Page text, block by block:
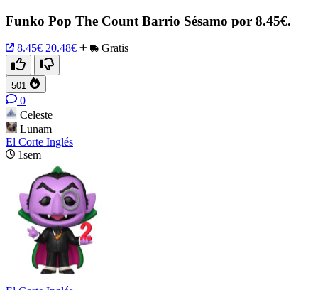
Funko Pop The Count Barrio Sésamo por 8.45€.
8.45€ 20.48€ Gratis
501
0
Celeste
Lunam
El Corte Inglés
1sem